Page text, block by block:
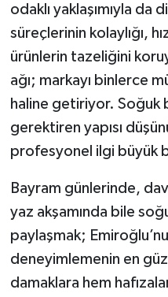
odaklı yaklaşımıyla da
süreçlerinin kolaylığı,
ürünlerin tazeliğini
ağı; markayı binlerce
haline getiriyor. Soğuk
gerektiren yapısı
profesyonel ilgi büyük
Bayram günlerinde,
yaz akşamında bile
paylaşmak;
deneyimlemenin en
damaklara hem